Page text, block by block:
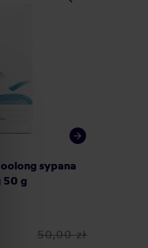
oolong sypana
50 g
50,00 zł